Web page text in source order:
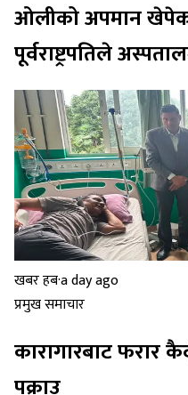
ओलीको अपमान
पूर्वराष्ट्रपतिले
खबर हब·a day ago
प्रमुख समाचार
कारागारबाट फरार